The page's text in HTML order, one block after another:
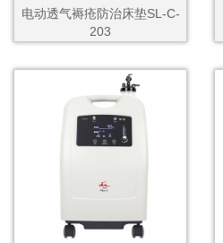
电动透气褥疮防治床垫SL-C-
203